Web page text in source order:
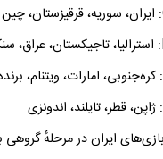
بازی‌های ایران در مرحلهٔ